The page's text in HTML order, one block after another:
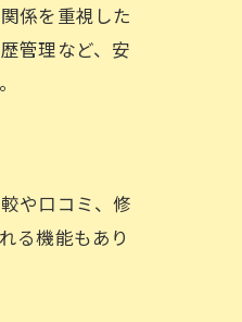
係を重視した
管理など、安
や口コミ、修
る機能もあり